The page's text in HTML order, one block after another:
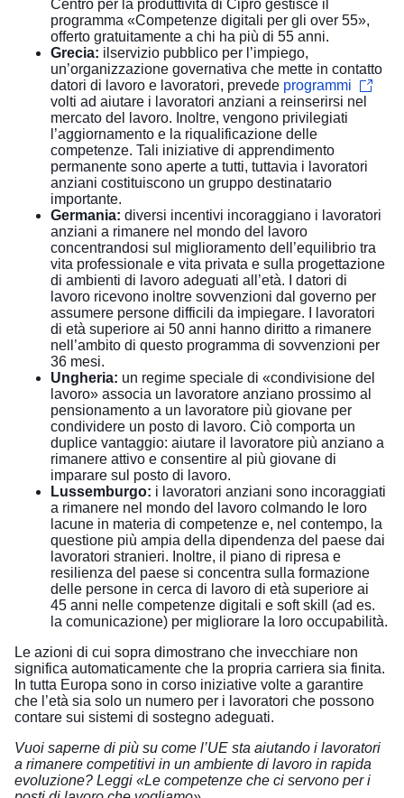
Centro per la produttività di Cipro gestisce il
programma «Competenze digitali per gli over 55»,
offerto gratuitamente a chi ha più di 55 anni.
Grecia: ilservizio pubblico per l’impiego,
un’organizzazione governativa che mette in contatto
datori di lavoro e lavoratori, prevede programmi
volti ad aiutare i lavoratori anziani a reinserirsi nel
mercato del lavoro. Inoltre, vengono privilegiati
l’aggiornamento e la riqualificazione delle
competenze. Tali iniziative di apprendimento
permanente sono aperte a tutti, tuttavia i lavoratori
anziani costituiscono un gruppo destinatario
importante.
Germania: diversi incentivi incoraggiano i lavoratori
anziani a rimanere nel mondo del lavoro
concentrandosi sul miglioramento dell’equilibrio tra
vita professionale e vita privata e sulla progettazione
di ambienti di lavoro adeguati all’età. I datori di
lavoro ricevono inoltre sovvenzioni dal governo per
assumere persone difficili da impiegare. I lavoratori
di età superiore ai 50 anni hanno diritto a rimanere
nell’ambito di questo programma di sovvenzioni per
36 mesi.
Ungheria: un regime speciale di «condivisione del
lavoro» associa un lavoratore anziano prossimo al
pensionamento a un lavoratore più giovane per
condividere un posto di lavoro. Ciò comporta un
duplice vantaggio: aiutare il lavoratore più anziano a
rimanere attivo e consentire al più giovane di
imparare sul posto di lavoro.
Lussemburgo: i lavoratori anziani sono incoraggiati
a rimanere nel mondo del lavoro colmando le loro
lacune in materia di competenze e, nel contempo, la
questione più ampia della dipendenza del paese dai
lavoratori stranieri. Inoltre, il piano di ripresa e
resilienza del paese si concentra sulla formazione
delle persone in cerca di lavoro di età superiore ai
45 anni nelle competenze digitali e soft skill (ad es.
la comunicazione) per migliorare la loro occupabilità.
Le azioni di cui sopra dimostrano che invecchiare non
significa automaticamente che la propria carriera sia finita.
In tutta Europa sono in corso iniziative volte a garantire
che l’età sia solo un numero per i lavoratori che possono
contare sui sistemi di sostegno adeguati.
Vuoi saperne di più su come l’UE sta aiutando i lavoratori
a rimanere competitivi in un ambiente di lavoro in rapida
evoluzione? Leggi «Le competenze che ci servono per i